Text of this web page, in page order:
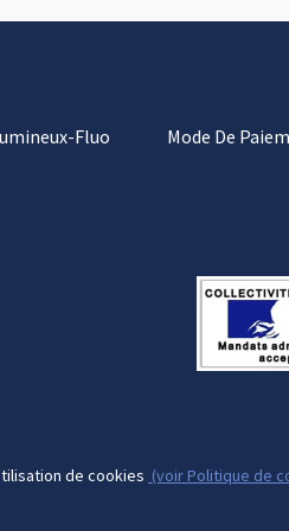
Fluo Mode De
de cookies (voir Politique de